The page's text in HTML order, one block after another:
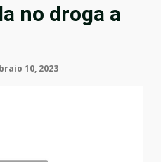
no droga a
10, 2023